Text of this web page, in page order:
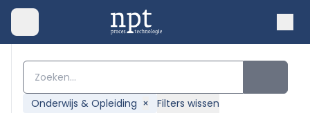
Onderwijs & Opleiding × Filters wissen